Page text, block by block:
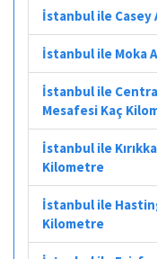
İstanbul ile Casey
İstanbul ile Moka
İstanbul ile
Mesafesi Kaç
İstanbul ile
Kilometre
İstanbul ile
Kilometre